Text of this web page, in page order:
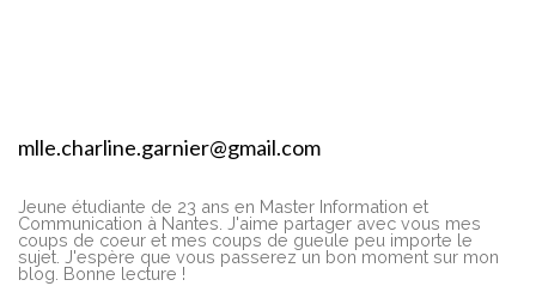
mlle.charline.garnier@gmail.com
Jeune étudiante de 23 ans en Master Information et
Communication à Nantes. J'aime partager avec vous mes
coups de coeur et mes coups de gueule peu importe le
sujet. J'espère que vous passerez un bon moment sur mon
blog. Bonne lecture !